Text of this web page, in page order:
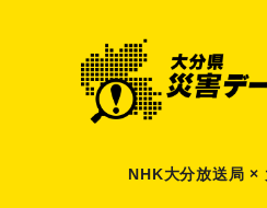
NHK大分放送局 ×